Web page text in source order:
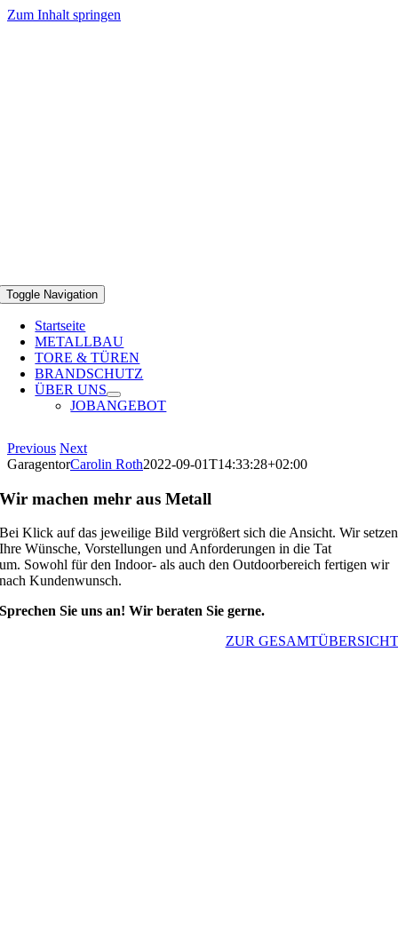
Zum Inhalt springen
Toggle Navigation
Startseite
METALLBAU
TORE & TÜREN
BRANDSCHUTZ
ÜBER UNS
JOBANGEBOT
Previous Next
GaragentorCarolin Roth2022-09-01T14:33:28+02:00
Wir machen mehr aus Metall
Bei Klick auf das jeweilige Bild vergrößert sich die Ansicht. Wir setzen
Ihre Wünsche, Vorstellungen und Anforderungen in die Tat
um. Sowohl für den Indoor- als auch den Outdoorbereich fertigen wir
nach Kundenwunsch.
Sprechen Sie uns an! Wir beraten Sie gerne.
ZUR GESAMTÜBERSICHT